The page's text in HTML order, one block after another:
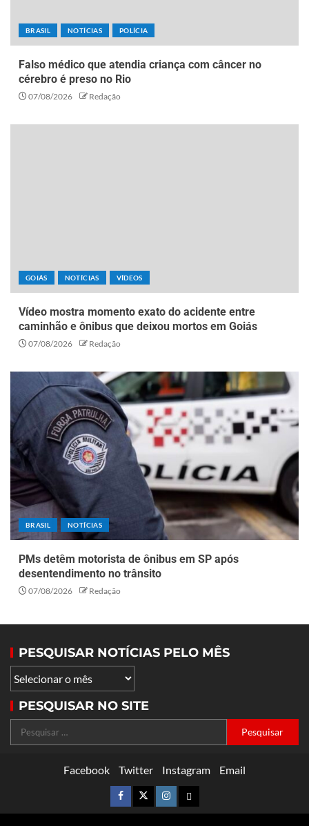
BRASIL NOTÍCIAS POLÍCIA
Falso médico que atendia criança com câncer no
cérebro é preso no Rio
07/08/2026 Redação
GOIÁS NOTÍCIAS VÍDEOS
Vídeo mostra momento exato do acidente entre
caminhão e ônibus que deixou mortos em Goiás
07/08/2026 Redação
BRASIL NOTÍCIAS
PMs detêm motorista de ônibus em SP após
desentendimento no trânsito
07/08/2026 Redação
PESQUISAR NOTÍCIAS PELO MÊS
PESQUISAR NO SITE
Facebook Twitter Instagram Email